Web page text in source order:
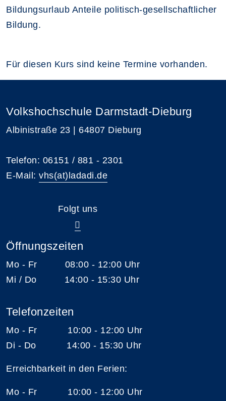
Bildungsurlaub Anteile politisch-gesellschaftlicher
Bildung.
Für diesen Kurs sind keine Termine vorhanden.
Volkshochschule Darmstadt-Dieburg
Albinistraße 23 | 64807 Dieburg
Telefon: 06151 / 881 - 2301
E-Mail: vhs(at)ladadi.de
Folgt uns
Öffnungszeiten
Mo - Fr 08:00 - 12:00 Uhr
Mi / Do 14:00 - 15:30 Uhr
Telefonzeiten
Mo - Fr 10:00 - 12:00 Uhr
Di - Do 14:00 - 15:30 Uhr
Erreichbarkeit in den Ferien:
Mo - Fr 10:00 - 12:00 Uhr